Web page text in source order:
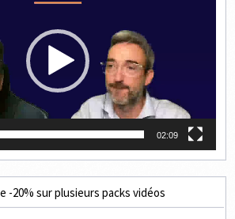
02:09
-20% sur plusieurs packs vidéos